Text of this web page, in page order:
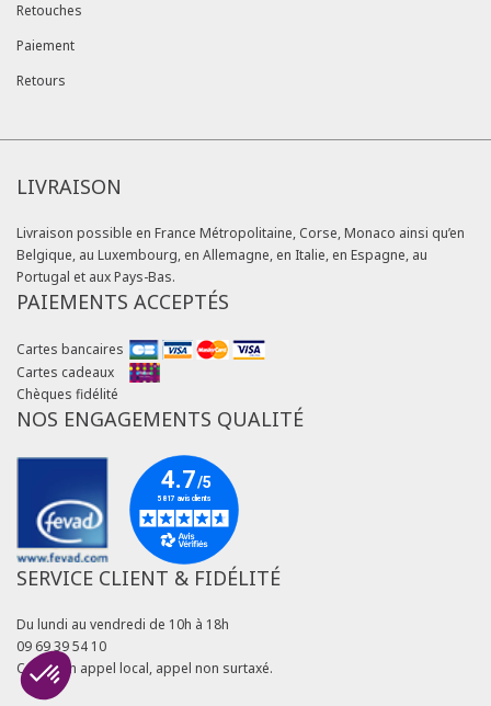
Retouches
Paiement
Retours
LIVRAISON
Livraison possible en France Métropolitaine, Corse, Monaco ainsi qu’en
Belgique, au Luxembourg, en Allemagne, en Italie, en Espagne, au
Portugal et aux Pays-Bas.
PAIEMENTS ACCEPTÉS
Cartes bancaires
Cartes cadeaux
Chèques fidélité
NOS ENGAGEMENTS QUALITÉ
SERVICE CLIENT & FIDÉLITÉ
Du lundi au vendredi de 10h à 18h
09 69 39 54 10
Coût d'un appel local, appel non surtaxé.